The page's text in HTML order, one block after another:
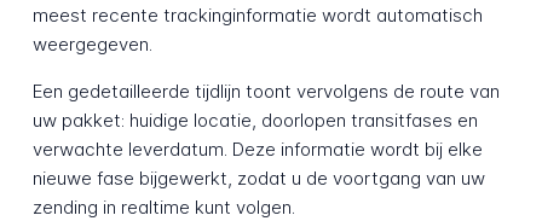
meest recente trackinginformatie wordt automatisch
weergegeven.
Een gedetailleerde tijdlijn toont vervolgens de route van
uw pakket: huidige locatie, doorlopen transitfases en
verwachte leverdatum. Deze informatie wordt bij elke
nieuwe fase bijgewerkt, zodat u de voortgang van uw
zending in realtime kunt volgen.